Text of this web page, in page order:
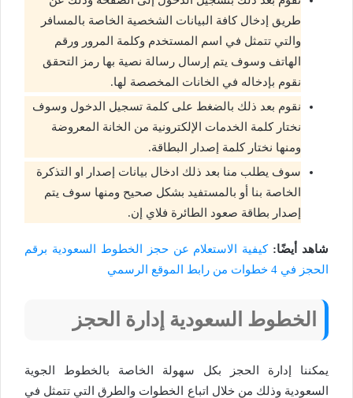
طريق إدخال كافة البيانات الشخصية الخاصة بالمسافر
والتي تتمثل في اسم المستخدم وكلمة المرور ورقم
الهاتف وسوف يتم إرسال رسالة نصية بها رمز التحقق
نقوم بإدخاله في الخانات المخصصة لها.
نقوم بعد ذلك بالضغط على كلمة تسجيل الدخول وسوف
نختار كلمة الخدمات الإلكترونية من الخانة المعروضة
ومنها نختار كلمة إصدار البطاقة.
سوف يطلب منا بعد ذلك ادخال بيانات إصدار او التذكرة
الخاصة بنا أو بالمستفيد بشكل صحيح ومنها سوف يتم
إصدار بطاقة صعود الطائرة فلاي إن.
شاهد أيضًا:كيفية الاستعلام عن حجز الخطوط السعودية برقم
الحجز في 4 خطوات من رابط الموقع الرسمي
الخطوط السعودية إدارة الحجز
يمكننا إدارة الحجز بكل سهولة الخاصة بالخطوط الجوية
السعودية وذلك من خلال اتباع الخطوات والطرق التي تتمثل في